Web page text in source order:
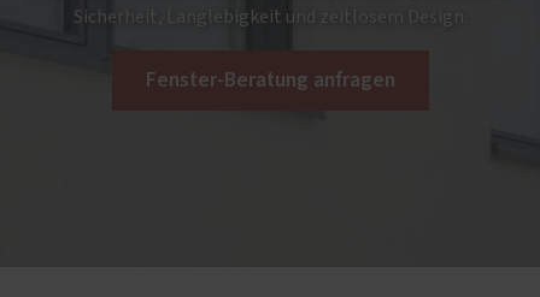
Sicherheit, Langlebigkeit und zeitlosem Design.
Fenster-Beratung anfragen